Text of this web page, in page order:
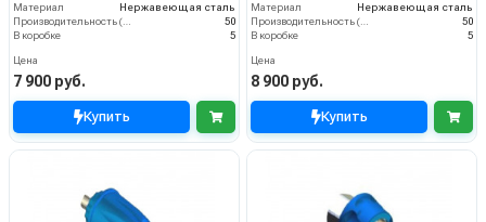
Материал
Нержавеющая сталь
50
В коробке
5
Цена
7 900 руб.
Купить
Материал
Нержавеющая сталь
50
В коробке
5
Цена
8 900 руб.
Купить